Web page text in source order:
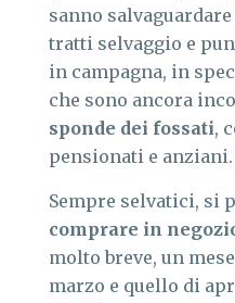
sanno
tratti selvaggio e
in campagna, in
che sono ancora
sponde dei fossati,
pensionati e anziani.
Sempre selvatici, si
comprare in
molto breve, un
marzo e quello di